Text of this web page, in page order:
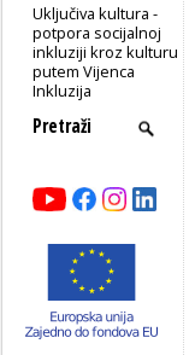
Uključiva kultura -
potpora socijalnoj
inkluziji kroz kulturu
putem Vijenca
Inkluzija